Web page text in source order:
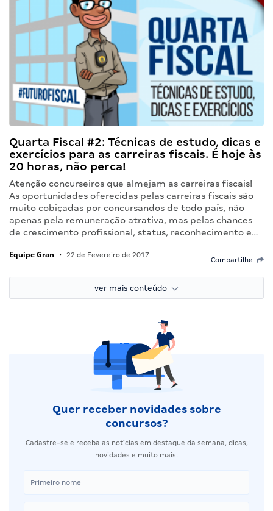
Quarta Fiscal #2: Técnicas de estudo, dicas e
exercícios para as carreiras fiscais. É hoje às
20 horas, não perca!
Atenção concurseiros que almejam as carreiras fiscais!
As oportunidades oferecidas pelas carreiras fiscais são
muito cobiçadas por concursandos de todo país, não
apenas pela remuneração atrativa, mas pelas chances
de crescimento profissional, status, reconhecimento e…
Equipe Gran • 22 de Fevereiro de 2017
Compartilhe
ver mais conteúdo
Quer receber novidades sobre
concursos?
Cadastre-se e receba as notícias em destaque da semana, dicas,
novidades e muito mais.